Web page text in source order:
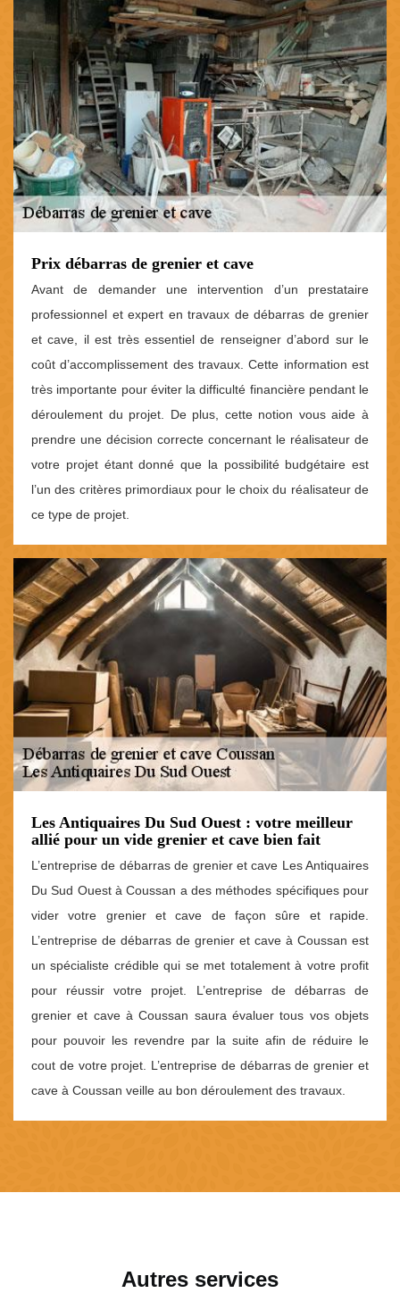
Prix débarras de grenier et cave
Avant de demander une intervention d’un prestataire
professionnel et expert en travaux de débarras de grenier
et cave, il est très essentiel de renseigner d’abord sur le
coût d’accomplissement des travaux. Cette information est
très importante pour éviter la difficulté financière pendant le
déroulement du projet. De plus, cette notion vous aide à
prendre une décision correcte concernant le réalisateur de
votre projet étant donné que la possibilité budgétaire est
l’un des critères primordiaux pour le choix du réalisateur de
ce type de projet.
Les Antiquaires Du Sud Ouest : votre meilleur
allié pour un vide grenier et cave bien fait
L’entreprise de débarras de grenier et cave Les Antiquaires
Du Sud Ouest à Coussan a des méthodes spécifiques pour
vider votre grenier et cave de façon sûre et rapide.
L’entreprise de débarras de grenier et cave à Coussan est
un spécialiste crédible qui se met totalement à votre profit
pour réussir votre projet. L’entreprise de débarras de
grenier et cave à Coussan saura évaluer tous vos objets
pour pouvoir les revendre par la suite afin de réduire le
cout de votre projet. L’entreprise de débarras de grenier et
cave à Coussan veille au bon déroulement des travaux.
Autres services